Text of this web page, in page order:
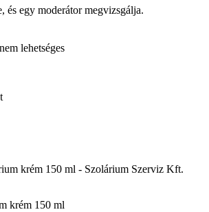
és egy moderátor megvizsgálja.
lehetséges
krém 150 ml